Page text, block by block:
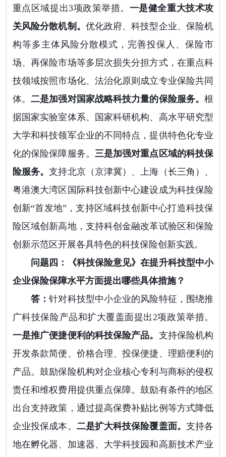
重点区域提出3项政策举措。 一是健全重大技术攻
关风险分散机制。 优化政府、科技型企业、保险机
构等多主体风险分散模式，完善投保人、保险市
场、再保险市场等多层次损失分担方式，在重点科
技领域按照市场化、法治化原则成立专业保险共同
体。二是加强对国家战略科技力量的保险服务。根
据国家实验室体系、国家科研机构、高水平研究型
大学和科技领军企业的不同特点，提供特色化专业
化的保险保障服务。 三是加强对重点区域的科技保
险服务。支持北京（京津冀）、上海（长三角）、
粤港澳大湾区国际科技创新中心建设成为科技保险
创新“首发地”，支持区域科技创新中心打造科技保
险区域创新高地，支持科创金融改革试验区和保险
创新示范区开展各具特色的科技保险创新实践。
问题四：《科技保险意见》在提升科技型中小
企业保险保障水平方面提出哪些具体措施？
答：针对科技型中小企业的风险特征，围绕推
广科技保险产品和扩大覆盖面提出2项政策举措。
一是推广便捷便利的科技保险产品。 支持保险机构
开发条款简便、价格合理、投保便捷、理赔便利的
产品。鼓励保险机构对企业核心专利与商标的侵权
责任和维权费用提供重点保障。鼓励有条件的地区
出台支持政策，通过提高保费补贴比例等方式降低
企业投保成本。 二是扩大科技保险覆盖面。 支持各
地在孵化器、加速器、大学科技园和高新技术产业